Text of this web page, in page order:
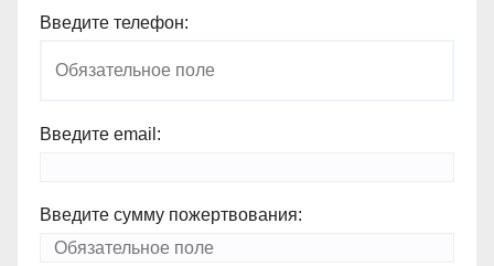
Введите телефон:
Введите email:
Введите сумму пожертвования: